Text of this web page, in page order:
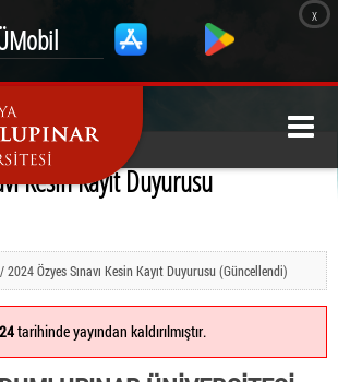
x
Kesin Kayıt Duyurusu
/ 2024 Özyes Sınavı Kesin Kayıt Duyurusu (Güncellendi)
tarihinde yayından kaldırılmıştır.